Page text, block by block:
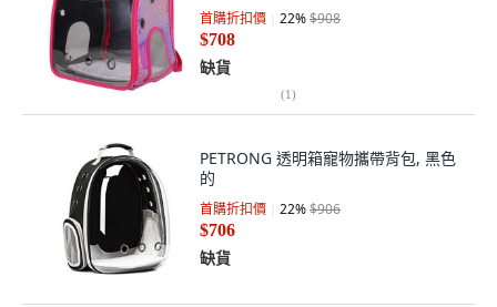
首購折扣價 22%$908
$708
缺貨
(1)
PETRONG 透明箱寵物攜帶背包, 黑色
的
首購折扣價 22%$906
$706
缺貨